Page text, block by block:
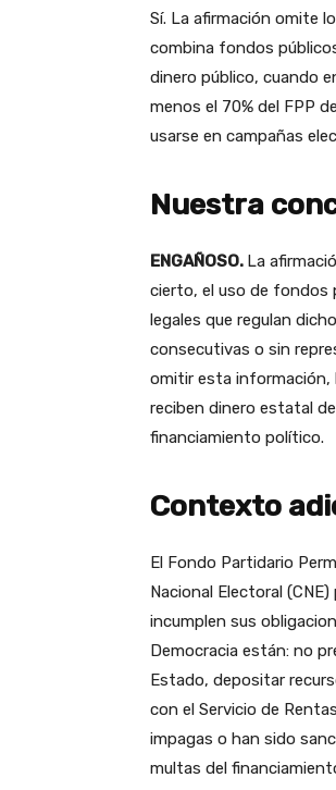
Sí. La afirmación omite
combina fondos
dinero público, cuando
menos el 70% del FPP
usarse en campañas
Nuestra
ENGAÑOSO. La
cierto, el uso de fondos
legales que regulan
consecutivas o sin
omitir esta información,
reciben dinero estatal
financiamiento político.
Contexto
El Fondo Partidario
Nacional Electoral
incumplen sus
Democracia están: no
Estado, depositar
con el Servicio de
impagas o han sido
multas del